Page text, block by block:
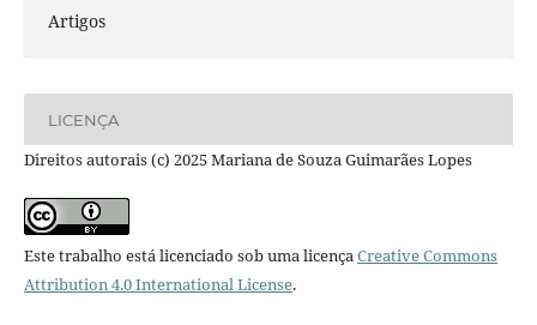
Artigos
LICENÇA
Direitos autorais (c) 2025 Mariana de Souza Guimarães Lopes
Este trabalho está licenciado sob uma licençaCreative Commons
Attribution 4.0 International License.